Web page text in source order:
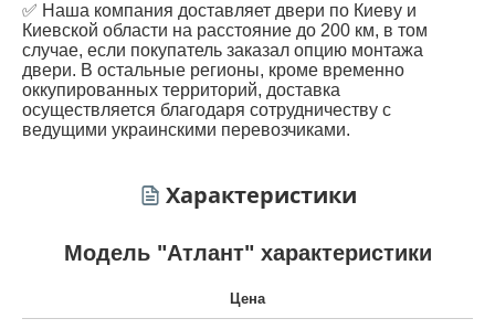
✅ Наша компания доставляет двери по Киеву и
Киевской области на расстояние до 200 км, в том
случае, если покупатель заказал опцию монтажа
двери. В остальные регионы, кроме временно
оккупированных территорий, доставка
осуществляется благодаря сотрудничеству с
ведущими украинскими перевозчиками.
Характеристики
Модель "Атлант" характеристики
Цена